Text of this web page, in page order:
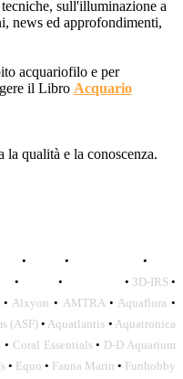
sull'illuminazione a
news ed approfondimenti,
acquariofilo e per
il Libro Acquario
qualità e la conoscenza.
• • •
• • • 3D-IRS •
• Alxyon • AMTRA• Aquaflora •
(ASF)• Aquatlantis • Aquatronica
• Coral Essentials• D-D Aquarium
• Equo • Fauna Marin • Funhobby